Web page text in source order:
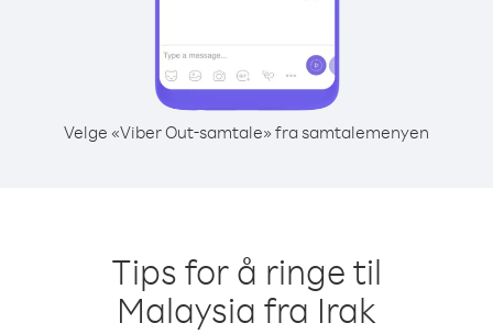
Velge «Viber Out-samtale» fra samtalemenyen
Tips for å ringe til
Malaysia fra Irak